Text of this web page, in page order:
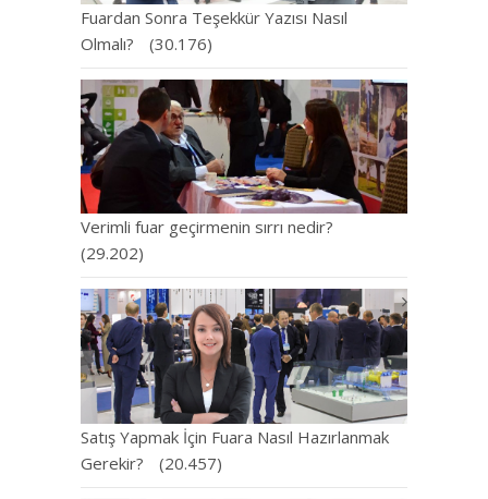
Fuardan Sonra Teşekkür Yazısı Nasıl
Olmalı?
(30.176)
Verimli fuar geçirmenin sırrı nedir?
(29.202)
Satış Yapmak İçin Fuara Nasıl Hazırlanmak
Gerekir?
(20.457)